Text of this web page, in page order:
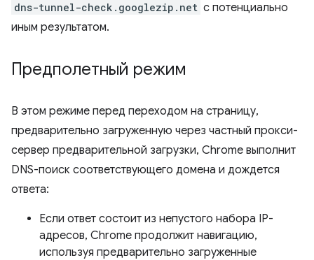
dns-tunnel-check.googlezip.net с потенциально
иным результатом.
Предполетный режим
В этом режиме перед переходом на страницу,
предварительно загруженную через частный прокси-
сервер предварительной загрузки, Chrome выполнит
DNS-поиск соответствующего домена и дождется
ответа:
Если ответ состоит из непустого набора IP-
адресов, Chrome продолжит навигацию,
используя предварительно загруженные